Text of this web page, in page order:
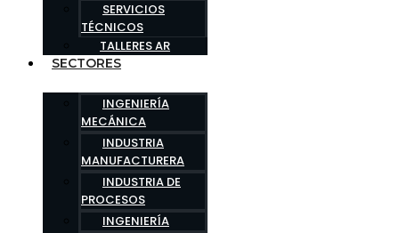
SERVICIOS
TÉCNICOS
TALLERES AR
SECTORES
INGENIERÍA
MECÁNICA
INDUSTRIA
MANUFACTURERA
INDUSTRIA DE
PROCESOS
INGENIERÍA